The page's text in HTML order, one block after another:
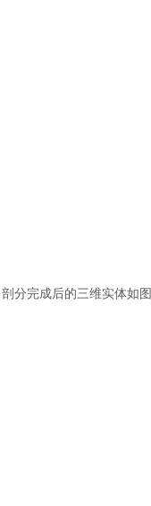
剖分完成后的三维实体如图